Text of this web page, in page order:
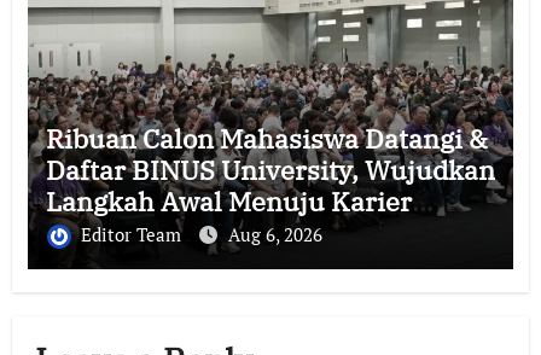
Ribuan Calon Mahasiswa Datangi &
Daftar BINUS University, Wujudkan
Langkah Awal Menuju Karier
Global
Editor Team Aug 6, 2026